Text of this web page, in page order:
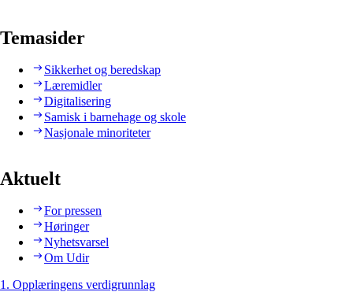
Temasider
Sikkerhet og beredskap
Læremidler
Digitalisering
Samisk i barnehage og skole
Nasjonale minoriteter
Aktuelt
For pressen
Høringer
Nyhetsvarsel
Om Udir
1. Opplæringens verdigrunnlag